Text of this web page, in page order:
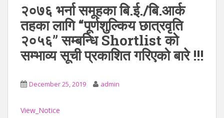
२०७६ भर्ना समूहका बि.ई./बि.आर्क
तहका लागि “पूर्णशुल्किय छात्रवृति
२०५६” सम्बन्धि Shortlist को
सम्भाव्य सूची प्रकाशित गरिएको बारे !!!
December 25, 2019 admin
View_Notice